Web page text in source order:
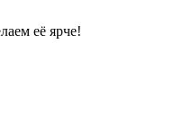
её ярче!